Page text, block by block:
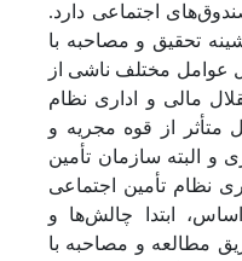
اجتماعی دارد.
تحقیق و مصاحبه با
عوامل مختلف ناشی از
مالی و اداری نظام
متأثر از قوه مجریه و
و البته سازمان تأمین
نظام تأمین اجتماعی
ابتدا چالش‌ها و
مطالعه و مصاحبه با